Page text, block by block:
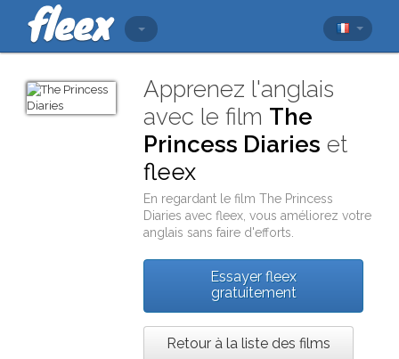
Apprenez l'anglais
avec le film The
Princess Diaries et
fleex
En regardant le filmThe Princess
Diaries avecfleex , vous améliorez votre
anglais sans faire d'efforts.
Essayer fleex
gratuitement
Retour à la liste des films